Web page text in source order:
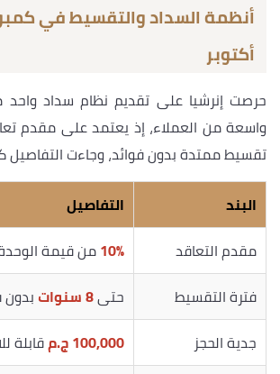
أكتوبر
حرصت إنرشيا على تقديم نظام سداد
واسعة من العملاء، إذ يعتمد على مقدم
تقسيط ممتدة بدون فوائد، وجاءت التفاصيل
البند
التفاصيل
مقدم التعاقد
10%من قيمة
فترة التقسيط
حتى8 سنوات
بدون
جدية الحجز
100,000 ج.م
قابلة